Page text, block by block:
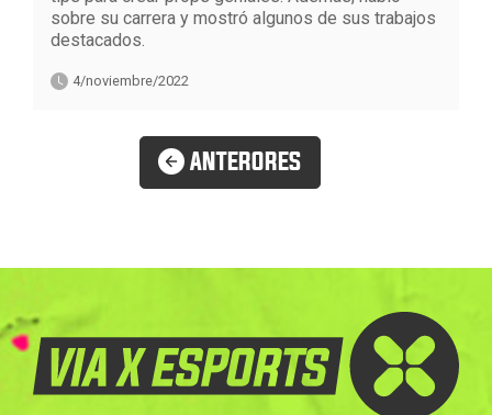
sobre su carrera y mostró algunos de sus trabajos
destacados.
4/noviembre/2022
ANTERORES